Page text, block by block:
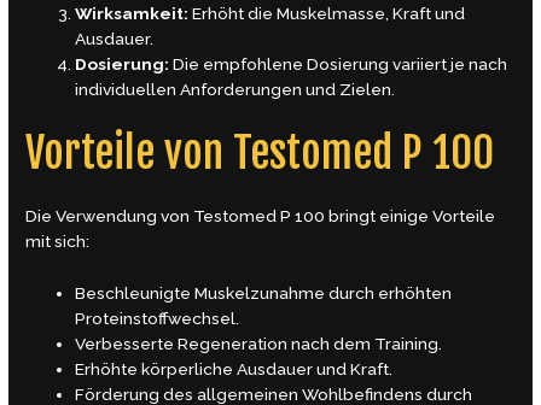
Wirksamkeit: Erhöht die Muskelmasse, Kraft und
Ausdauer.
Dosierung: Die empfohlene Dosierung variiert je nach
individuellen Anforderungen und Zielen.
Vorteile von Testomed P 100
Die Verwendung von Testomed P 100 bringt einige Vorteile
mit sich:
Beschleunigte Muskelzunahme durch erhöhten
Proteinstoffwechsel.
Verbesserte Regeneration nach dem Training.
Erhöhte körperliche Ausdauer und Kraft.
Förderung des allgemeinen Wohlbefindens durch